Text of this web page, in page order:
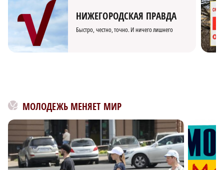
НИЖЕГОРОДСКАЯ ПРАВДА
Быстро, честно, точно. И ничего лишнего
МОЛОДЕЖЬ МЕНЯЕТ МИР